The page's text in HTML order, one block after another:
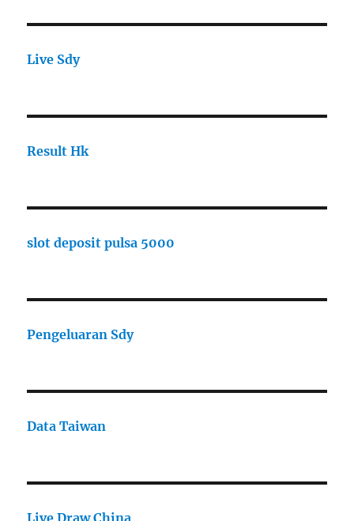
Live Sdy
Result Hk
slot deposit pulsa 5000
Pengeluaran Sdy
Data Taiwan